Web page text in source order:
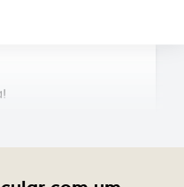
variedade de